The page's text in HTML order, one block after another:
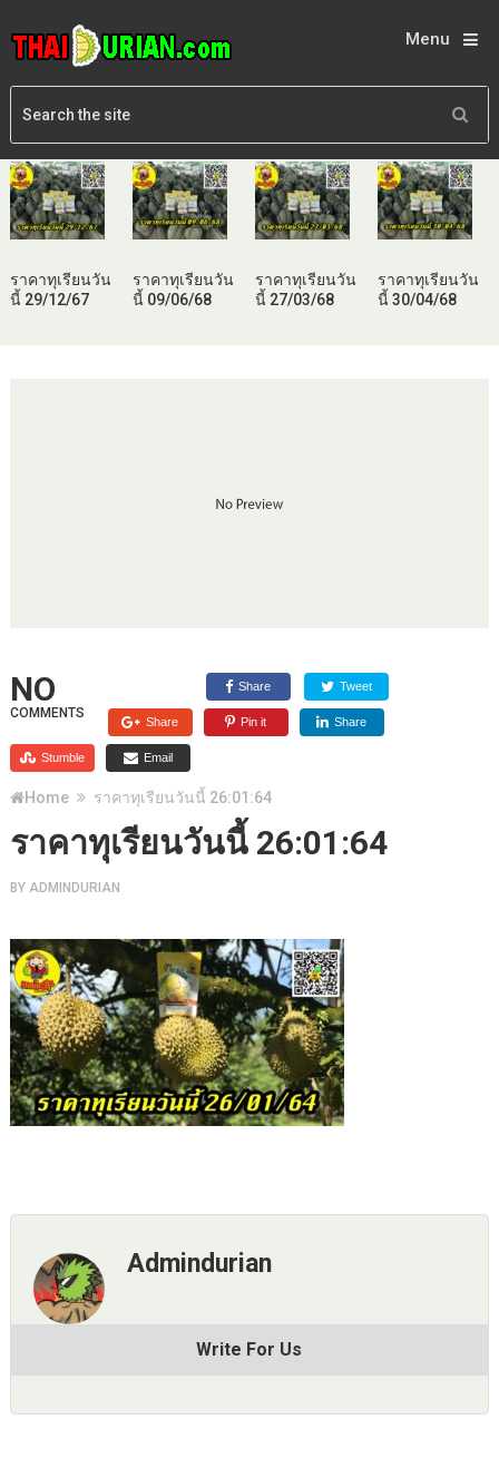
Menu
ราคาทุเรียนวัน
นี้ 29/12/67
ราคาทุเรียนวัน
นี้ 09/06/68
ราคาทุเรียนวัน
นี้ 27/03/68
ราคาทุเรียนวัน
นี้ 30/04/68
NO
COMMENTS
Share Tweet
Share Pin it Share
Stumble Email
Home ราคาทุเรียนวันนี้ 26:01:64
ราคาทุเรียนวันนี้ 26:01:64
BY ADMINDURIAN
Admindurian
Write For Us